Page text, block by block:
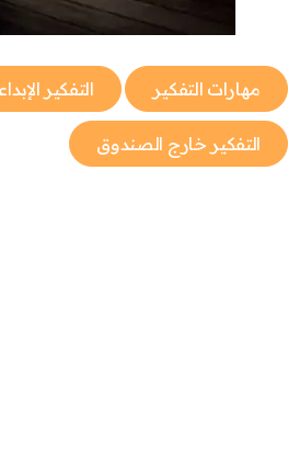
مهارات التفكير التفكير
التفكير خارج الصندوق